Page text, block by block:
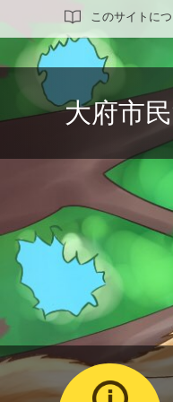
このサイトに
サイト内検索
大府市